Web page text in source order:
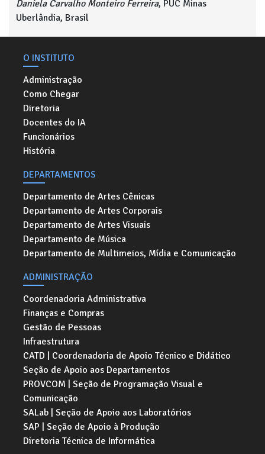
Daniela Carvalho Monteiro Ferreira, PUC Minas
Uberlândia, Brasil
O INSTITUTO
Administração
Como Chegar
Diretoria
Docentes do IA
Funcionários
História
DEPARTAMENTOS
Departamento de Artes Cênicas
Departamento de Artes Corporais
Departamento de Artes Visuais
Departamento de Música
Departamento de Multimeios, Mídia e Comunicação
ADMINISTRAÇÃO
Coordenadoria Administrativa
Finanças e Compras
Gestão de Pessoas
Infraestrutura
CATD | Coordenadoria de Apoio Técnico e Didático
Seção de Apoio aos Departamentos
PROVCOM | Seção de Programação Visual e
Comunicação
SALab | Seção de Apoio aos Laboratórios
SAP | Seção de Apoio à Produção
Diretoria Técnica de Informática